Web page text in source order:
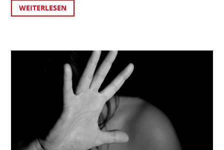
WEITERLESEN